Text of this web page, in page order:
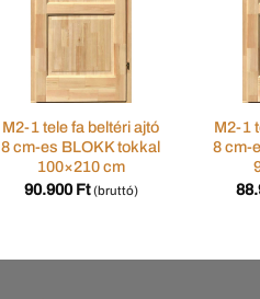
M2-1 tele fa beltéri ajtó
8 cm-es BLOKK tokkal
100×210 cm
90.900Ft (bruttó)
M2-1
8 cm-